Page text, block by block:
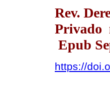
Rev.
Privado
Epub
https://